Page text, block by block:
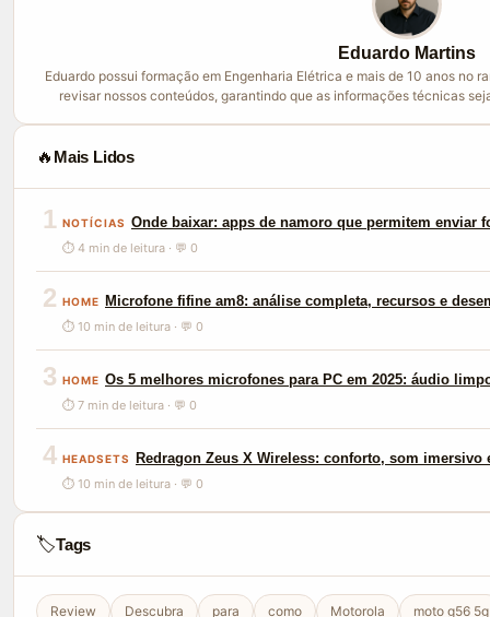
Eduardo Martins
Eduardo possui formação em Engenharia Elétrica e mais de 10 anos no
revisar nossos conteúdos, garantindo que as informações técnicas
🔥 Mais Lidos
1 NOTÍCIAS Onde baixar: apps de namoro que permitem enviar
⏱ 4 min de leitura · 💬 0
2 HOME Microfone fifine am8: análise completa, recursos e
⏱ 10 min de leitura · 💬 0
3 HOME Os 5 melhores microfones para PC em 2025: áudio
⏱ 7 min de leitura · 💬 0
4 HEADSETS Redragon Zeus X Wireless: conforto, som
⏱ 10 min de leitura · 💬 0
🏷️Tags
Review Descubra para como Motorola moto g56 5g